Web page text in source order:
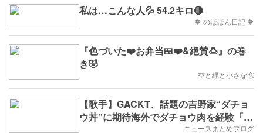
私は…こんな人💦 54.2キロ🔴
🔶 のほほん日記 🔶
『色づいた❤️お弁当🍱❤️&絶賛🍮』の巻
き🤣
空と緑と小さな窓
【歌手】GACKT、話題の吉野家“ダチョ
ウ丼”に期待海外でダチョウ肉を経験「歯
応えが良く、食感がたまらない」ニュースまとめブログ